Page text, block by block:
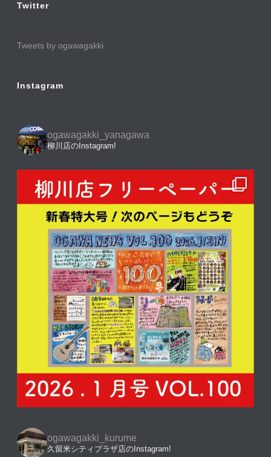
Twitter
Tweets by ogawagakki
Instagram
ogawagakki_yanagawa
柳川店のInstagram!
ogawagakki_kurume
久留米シティプラザ店のInstagram!